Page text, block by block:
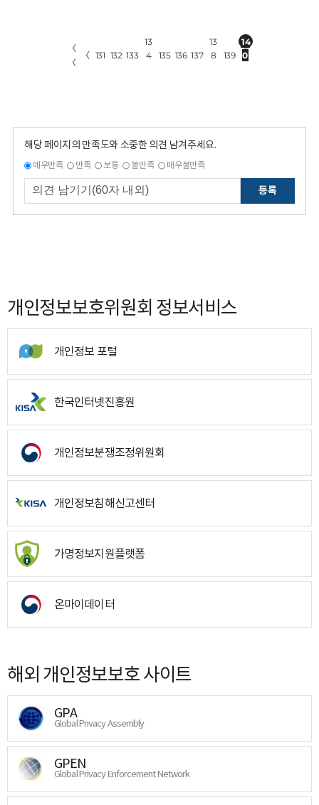
〈
〈
〈 131 132 133
13
4
135 136 137
13
8
139
14
0
해당 페이지의 만족도와 소중한 의견 남겨주세요.
매우만족 만족 보통 불만족 매우불만족
등록
개인정보보호위원회 정보서비스
개인정보 포털
한국인터넷진흥원
개인정보분쟁조정위원회
개인정보침해신고센터
가명정보지원플랫폼
온마이데이터
해외 개인정보보호 사이트
GPA
Global Privacy Assembly
GPEN
Global Privacy Enforcement Network